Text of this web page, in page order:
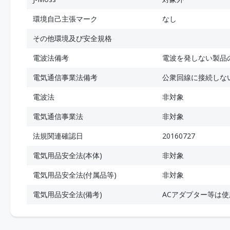
環境自己主張マーク
なし
その他環境及び安全規格
電波法備考
電波を発しない製品
電気通信事業法備考
公衆回線に接続しな
電波法
非対象
電気通信事業法
非対象
法規関連確認日
20160727
電気用品安全法(本体)
非対象
電気用品安全法(付属品等)
非対象
電気用品安全法(備考)
ACアダプター等は